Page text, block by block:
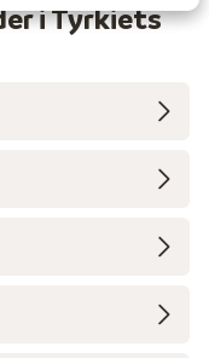
i Tyrkiets